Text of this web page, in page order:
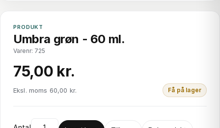
PRODUKT
Umbra grøn - 60 ml.
Varenr: 725
75,00 kr.
Eksl. moms 60,00 kr. Få på lager